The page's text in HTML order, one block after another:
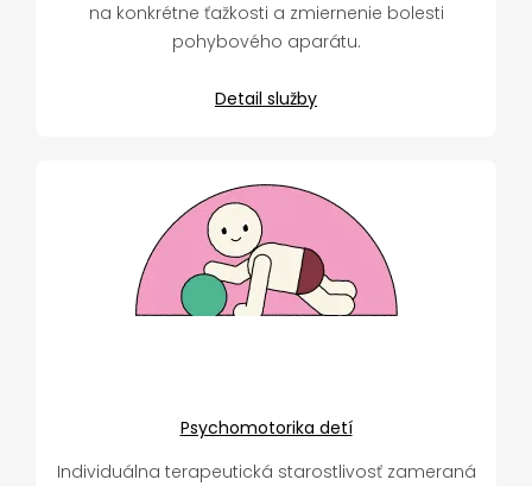
na konkrétne ťažkosti a zmiernenie bolesti
pohybového aparátu.
Detail služby
Psychomotorika detí
Individuálna terapeutická starostlivosť zameraná